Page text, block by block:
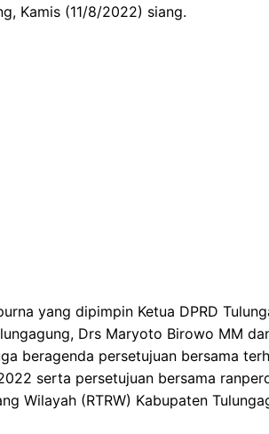
Kamis (11/8/2022) siang.
yang dipimpin Ketua DPRD
Drs Maryoto Birowo MM
beragenda persetujuan bersama
serta persetujuan bersama
Wilayah (RTRW) Kabupaten